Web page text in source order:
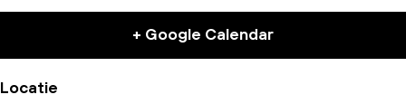
+ Google Calendar
Locatie